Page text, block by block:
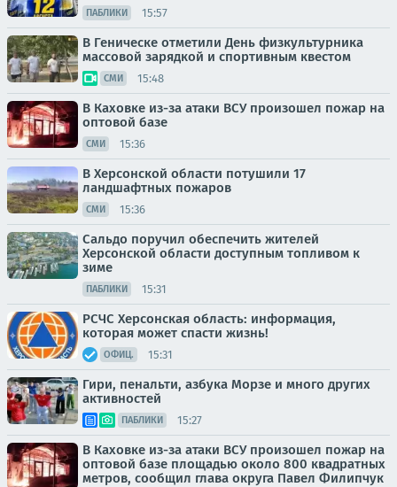
ПАБЛИКИ 15:57
В Геническе отметили День физкультурника
массовой зарядкой и спортивным квестом
СМИ 15:48
В Каховке из-за атаки ВСУ произошел пожар на
оптовой базе
СМИ 15:36
В Херсонской области потушили 17
ландшафтных пожаров
СМИ 15:36
Сальдо поручил обеспечить жителей
Херсонской области доступным топливом к
зиме
ПАБЛИКИ 15:31
РСЧС Херсонская область: информация,
которая может спасти жизнь!
ОФИЦ. 15:31
Гири, пенальти, азбука Морзе и много других
активностей
ПАБЛИКИ 15:27
В Каховке из-за атаки ВСУ произошел пожар на
оптовой базе площадью около 800 квадратных
метров, сообщил глава округа Павел Филипчук